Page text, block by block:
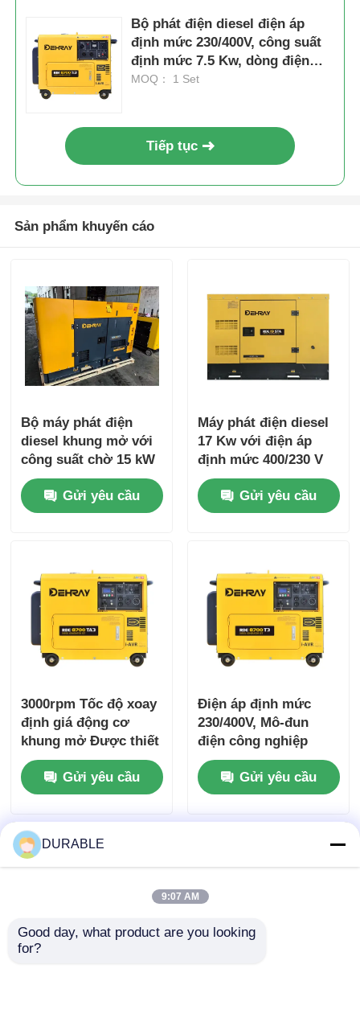
Bộ phát điện diesel điện áp
định mức 230/400V, công suất
định mức 7.5 Kw, dòng điện
10.8A, nguồn điện nhỏ gọn cho
MOQ： 1 Set
Tiếp tục
Sản phẩm khuyến cáo
Bộ máy phát điện
diesel khung mở với
công suất chờ 15 kW
và tốc độ định số
1500 R/minGửi yêu cầu
Máy phát điện diesel
17 Kw với điện áp
định mức 400/230 V
và mức ồn 75 dB(A)
Gửi yêu cầu
3000rpm Tốc độ xoay
định giá động cơ
khung mở Được thiết
kế để có hiệu suất
bền và mức tiếng ồn
thấp 72 DBA ở
Gửi yêu cầu
Điện áp định mức
230/400V, Mô-đun
điện công nghiệp
5KW-100KW với Hệ
số công suất 0.8 Trễ,
được thiết kế để tối
Gửi yêu cầu
DURABLE
9:07 AM
Good day, what product are you looking
for?